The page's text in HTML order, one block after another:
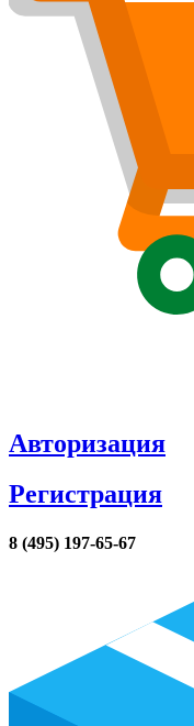
Авторизация
Регистрация
8 (495) 197-65-67